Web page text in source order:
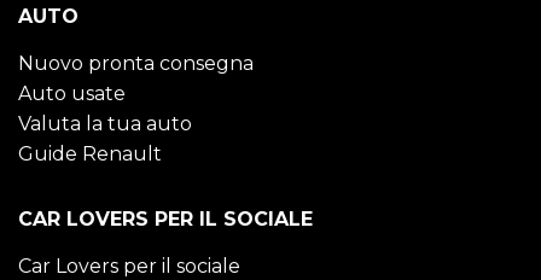
AUTO
Nuovo pronta consegna
Auto usate
Valuta la tua auto
Guide Renault
CAR LOVERS PER IL SOCIALE
Car Lovers per il sociale